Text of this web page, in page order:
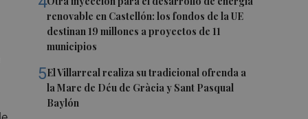
renovable en Castellón: los fondos de la UE
destinan 19 millones a proyectos de 11
municipios
5El Villarreal realiza su tradicional ofrenda a
la Mare de Déu de Gràcia y Sant Pasqual
Baylón